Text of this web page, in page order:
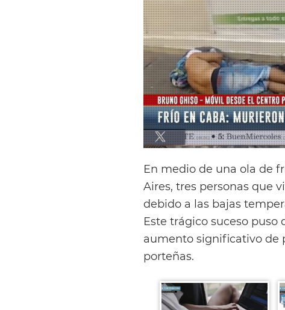
En medio de una ola de
Aires, tres personas que
debido a las bajas
Este trágico suceso
aumento significativo de
porteñas.